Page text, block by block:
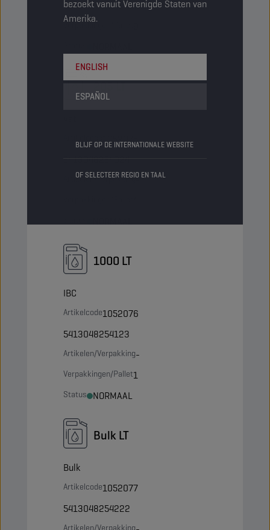
bezoekt vanuit Verenigde Staten van
Amerika.
ENGLISH
ESPAÑOL
BLIJF OP DE INTERNATIONALE WEBSITE
OF SELECTEER REGIO EN TAAL
Artikelen/Verpakking-
Verpakkingen/Pallet
1052075
Artikelen/Verpakking-
1000 LT
IBC
Artikelcode1052076
5413048254123
Artikelen/Verpakking-
Verpakkingen/Pallet1
Status NORMAAL
Bulk LT
Bulk
Artikelcode1052077
5413048254222
Artikelen/Verpakking